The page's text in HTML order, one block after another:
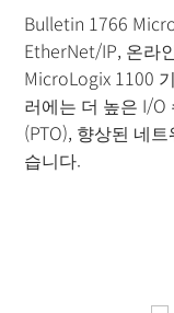
Bulletin 1766
EtherNet/IP, 온라
MicroLogix 1100
러에는 더 높은 I/O
(PTO), 향상된 네
습니다.